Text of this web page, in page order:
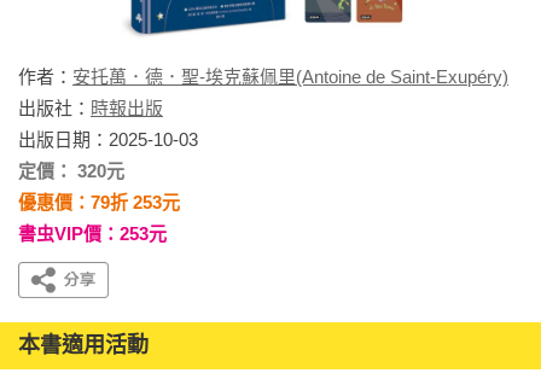
作者： 安托萬．德．聖-埃克蘇佩里(Antoine de Saint-Exupéry)
出版社： 時報出版
出版日期：2025-10-03
定價： 320元
優惠價：79折 253元
書虫VIP價：253元
本書適用活動